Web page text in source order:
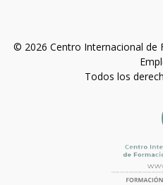
© 2026 Centro Internacional de
Todos los